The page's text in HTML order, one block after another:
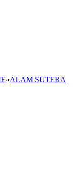
»ALAM SUTERA